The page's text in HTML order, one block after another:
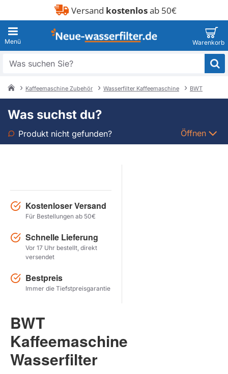
Versand kostenlosab 50€
Was
Sie?
Kaffeemaschine Zubehör Wasserfilter Kaffeemaschine BWT
Was suchst du?
Produkt nicht gefunden? Öffnen
Modell
Herstel zoekopdracht
Kostenloser Versand
Für Bestellungen ab 50€
Schnelle Lieferung
Vor 17 Uhr bestellt, direkt
versendet
Bestpreis
Immer die Tiefstpreisgarantie
BWT
Kaffeemaschine
Wasserfilter